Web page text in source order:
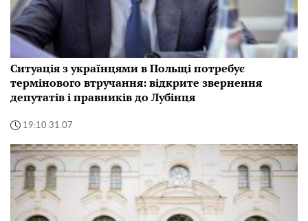
Ситуація з українцями в Польщі потребує
термінового втручання: відкрите звернення
депутатів і правників до Лубінця
19:10 31.07